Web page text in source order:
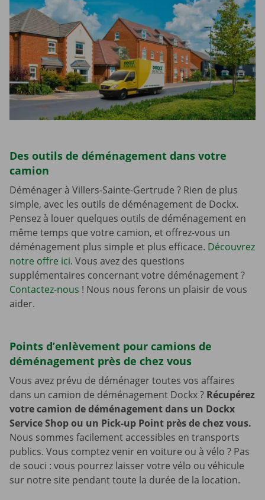
Des outils de déménagement dans votre
camion
Déménager à Villers-Sainte-Gertrude ? Rien de plus
simple, avec les outils de déménagement de Dockx.
Pensez à louer quelques outils de déménagement en
même temps que votre camion, et offrez-vous un
déménagement plus simple et plus efficace. Découvrez
notre offre ici. Vous avez des questions
supplémentaires concernant votre déménagement ?
Contactez-nous ! Nous nous ferons un plaisir de vous
aider.
Points d’enlèvement pour camions de
déménagement près de chez vous
Vous avez prévu de déménager toutes vos affaires
dans un camion de déménagement Dockx ? Récupérez
votre camion de déménagement dans un Dockx
Service Shop ou un Pick-up Point près de chez vous.
Nous sommes facilement accessibles en transports
publics. Vous comptez venir en voiture ou à vélo ? Pas
de souci : vous pourrez laisser votre vélo ou véhicule
sur notre site pendant toute la durée de la location.